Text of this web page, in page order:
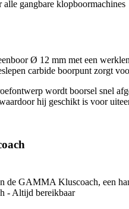
alle gangbare klopboormachines
Ø 12 mm met een
carbide boorpunt zorgt
wordt boorsel snel
hij geschikt is voor
de GAMMA Kluscoach, een
- Altijd bereikbaar